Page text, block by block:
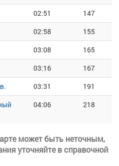
02:51
147
02:58
155
03:08
165
03:16
167
03:31
191
04:06 218
может быть неточным,
уточняйте в справочной